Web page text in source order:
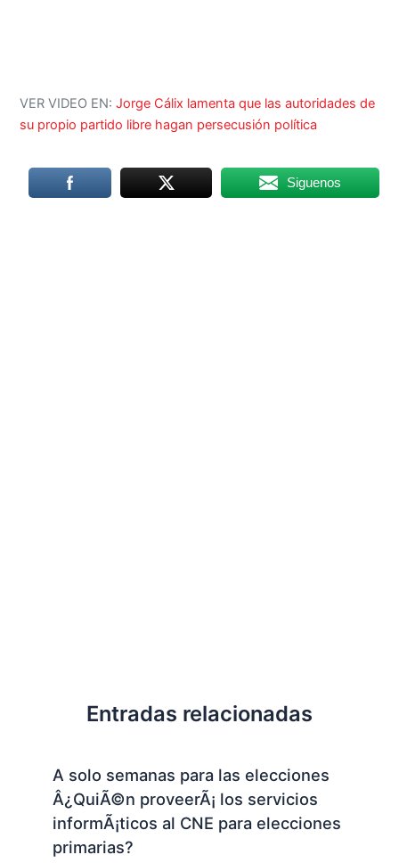
VER VIDEO EN:Jorge Cálix lamenta que las autoridades de
su propio partido libre hagan persecusión política
Siguenos
Entradas relacionadas
A solo semanas para las elecciones
Â¿QuiÃ©n proveerÃ¡ los servicios
informÃ¡ticos al CNE para elecciones
primarias?